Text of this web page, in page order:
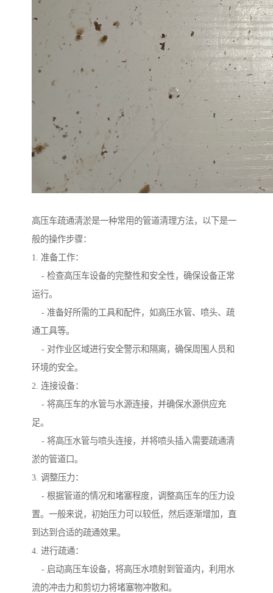
高压车疏通清淤是一种常用的管道清理方法，以下是一
般的操作步骤：
1. 准备工作：
- 检查高压车设备的完整性和安全性，确保设备正常
运行。
- 准备好所需的工具和配件，如高压水管、喷头、疏
通工具等。
- 对作业区域进行安全警示和隔离，确保周围人员和
环境的安全。
2. 连接设备：
- 将高压车的水管与水源连接，并确保水源供应充
足。
- 将高压水管与喷头连接，并将喷头插入需要疏通清
淤的管道口。
3. 调整压力：
- 根据管道的情况和堵塞程度，调整高压车的压力设
置。一般来说，初始压力可以较低，然后逐渐增加，直
到达到合适的疏通效果。
4. 进行疏通：
- 启动高压车设备，将高压水喷射到管道内，利用水
流的冲击力和剪切力将堵塞物冲散和。